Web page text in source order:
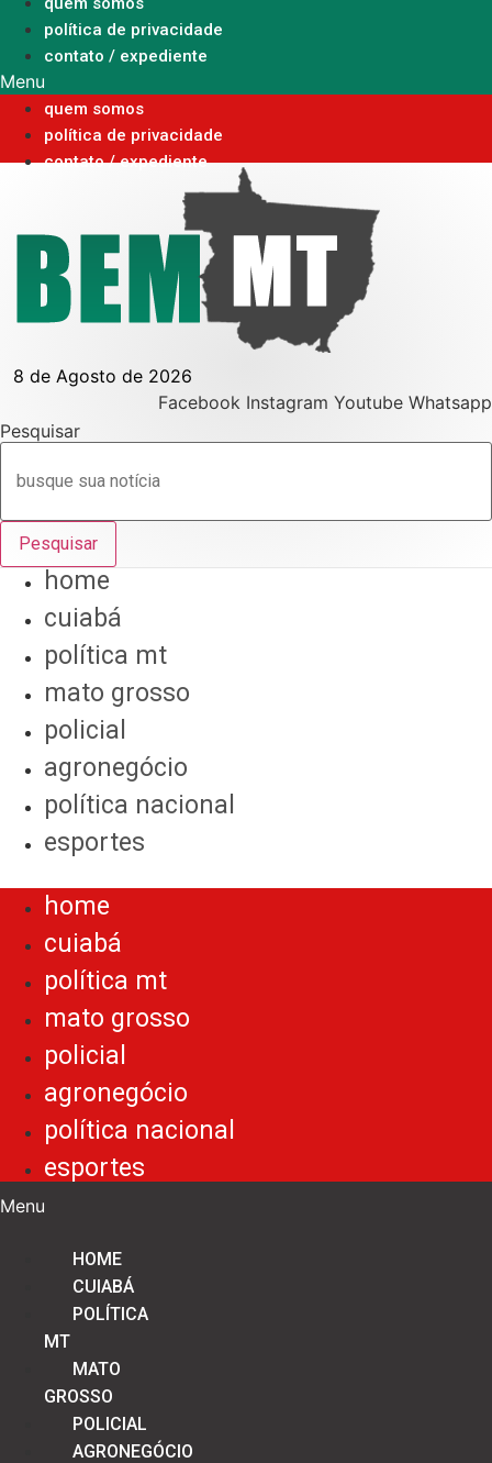
para
conteúdo
política de privacidade
contato / expediente
Menu
quem somos
política de privacidade
contato / expediente
8 de Agosto de 2026
Facebook Instagram Youtube Whatsapp
Pesquisar
Pesquisar
home
cuiabá
política mt
mato grosso
policial
agronegócio
política nacional
esportes
home
cuiabá
política mt
mato grosso
policial
agronegócio
política nacional
esportes
Menu
HOME
CUIABÁ
POLÍTICA
MT
MATO
GROSSO
POLICIAL
AGRONEGÓCIO